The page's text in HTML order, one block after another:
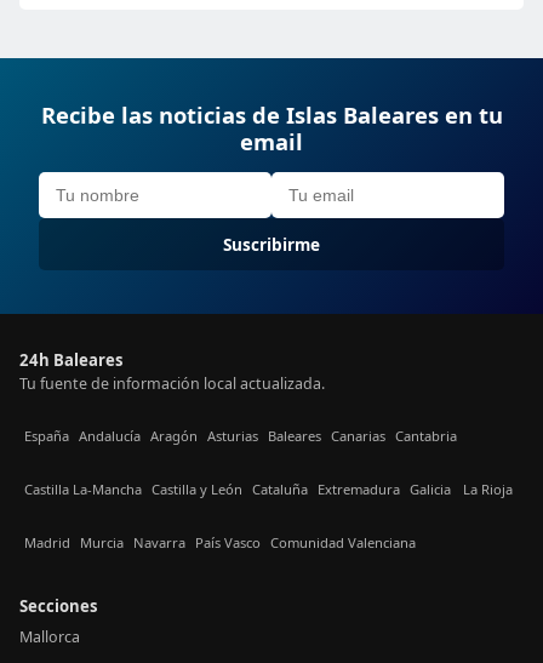
Recibe las noticias de Islas Baleares en tu
email
Suscribirme
24h Baleares
Tu fuente de información local actualizada.
España Andalucía Aragón Asturias Baleares Canarias Cantabria
Castilla La-Mancha Castilla y León Cataluña Extremadura Galicia La Rioja
Madrid Murcia Navarra País Vasco Comunidad Valenciana
Secciones
Mallorca